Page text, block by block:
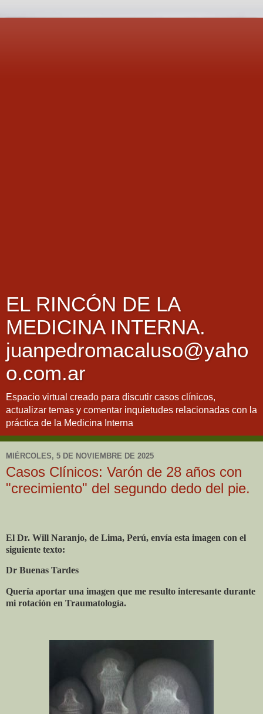
EL RINCÓN DE LA
MEDICINA INTERNA.
juanpedromacaluso@yaho
o.com.ar
Espacio virtual creado para discutir casos clínicos,
actualizar temas y comentar inquietudes relacionadas con la
práctica de la Medicina Interna
MIÉRCOLES, 5 DE NOVIEMBRE DE 2025
Casos Clínicos: Varón de 28 años con
"crecimiento" del segundo dedo del pie.
El Dr. Will Naranjo, de Lima, Perú, envía esta imagen con el
siguiente texto:
Dr Buenas Tardes
Quería aportar una imagen que me resulto interesante durante
mi rotación en Traumatología.